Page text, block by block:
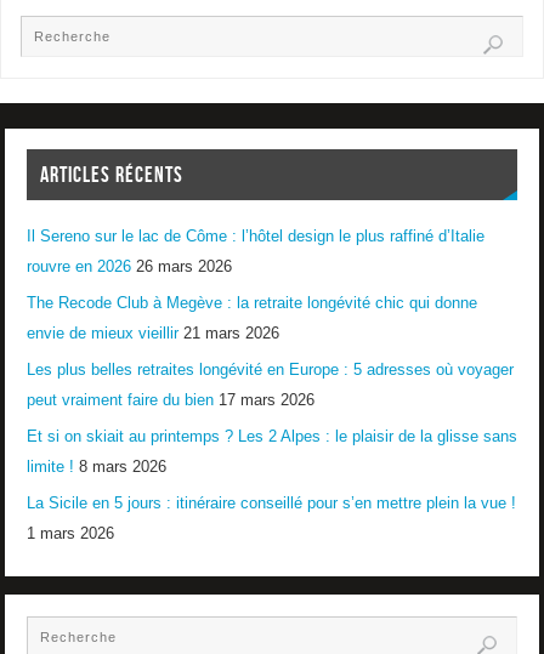
ARTICLES RÉCENTS
Il Sereno sur le lac de Côme : l’hôtel design le plus raffiné d’Italie
rouvre en 2026 26 mars 2026
The Recode Club à Megève : la retraite longévité chic qui donne
envie de mieux vieillir 21 mars 2026
Les plus belles retraites longévité en Europe : 5 adresses où voyager
peut vraiment faire du bien 17 mars 2026
Et si on skiait au printemps ? Les 2 Alpes : le plaisir de la glisse sans
limite ! 8 mars 2026
La Sicile en 5 jours : itinéraire conseillé pour s’en mettre plein la vue !
1 mars 2026